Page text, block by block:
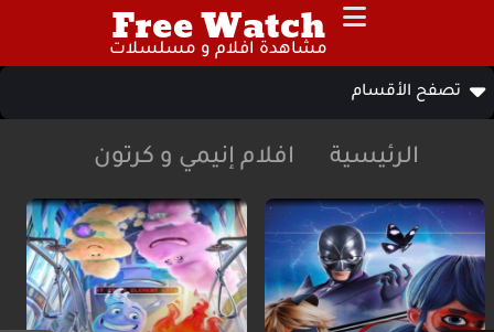
Free Watch
مشاهدة افلام و مسلسلات
تصفح الأقسام
الرئيسية افلام إنيمي و كرتون